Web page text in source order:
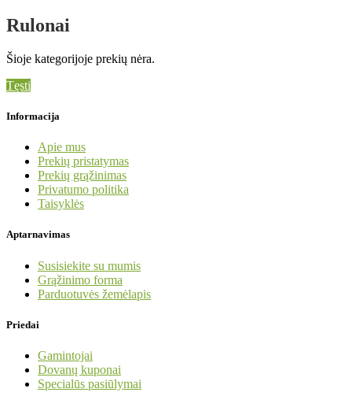
Rulonai
Šioje kategorijoje prekių nėra.
Tęsti
Informacija
Apie mus
Prekių pristatymas
Prekių grąžinimas
Privatumo politika
Taisyklės
Aptarnavimas
Susisiekite su mumis
Grąžinimo forma
Parduotuvės žemėlapis
Priedai
Gamintojai
Dovanų kuponai
Specialūs pasiūlymai